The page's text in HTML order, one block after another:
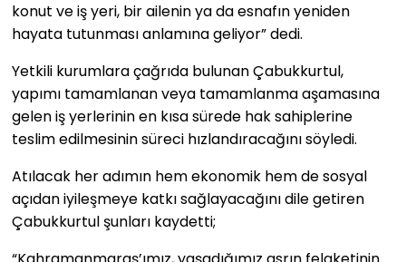
konut ve iş yeri, bir ailenin ya da esnafın yeniden
hayata tutunması anlamına geliyor” dedi.
Yetkili kurumlara çağrıda bulunan Çabukkurtul,
yapımı tamamlanan veya tamamlanma aşamasına
gelen iş yerlerinin en kısa sürede hak sahiplerine
teslim edilmesinin süreci hızlandıracağını söyledi.
Atılacak her adımın hem ekonomik hem de sosyal
açıdan iyileşmeye katkı sağlayacağını dile getiren
Çabukkurtul şunları kaydetti;